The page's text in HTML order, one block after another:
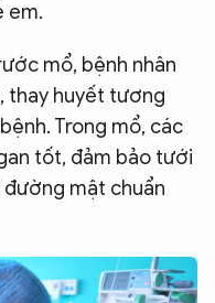
em.
mổ, bệnh nhân
thay huyết tương
Trong mổ, các
tốt, đảm bảo tưới
mật chuẩn